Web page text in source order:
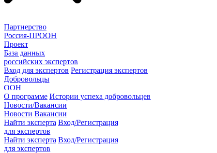
Партнерство
Россия-ПРООН
Проект
База данных
российских экспертов
Вход для экспертов Регистрация экспертов
Добровольцы
ООН
О программе Истории успеха добровольцев
Новости/Вакансии
Новости Вакансии
Найти эксперта Вход/Регистрация
для экспертов
Найти эксперта Вход/Регистрация
для экспертов